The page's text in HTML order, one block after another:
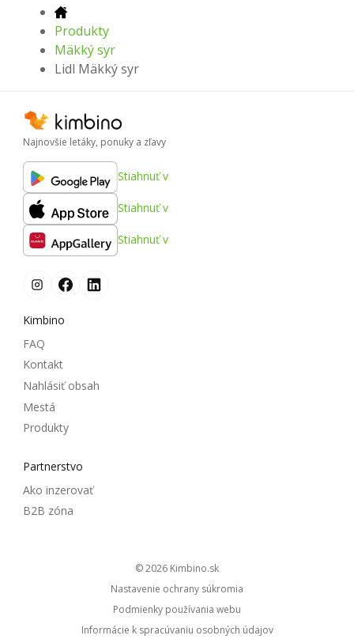
Produkty
Mäkký syr
Lidl Mäkký syr
Najnovšie letáky, ponuky a zľavy
Stiahnuť v
Stiahnuť v
Stiahnuť v
Kimbino
FAQ
Kontakt
Nahlásiť obsah
Mestá
Produkty
Partnerstvo
Ako inzerovať
B2B zóna
© 2026
kimbino.sk
Nastavenie ochrany súkromia
Podmienky používania webu
Informácie k spracúvaniu osobných údajov